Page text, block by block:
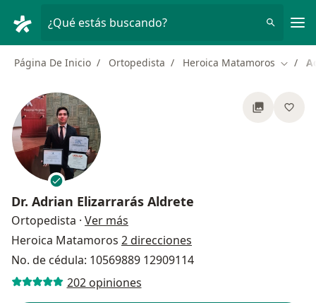
¿Qué estás buscando?
Página De Inicio Ortopedista Heroica Matamoros
Dr. Adrian Elizarrarás Aldrete
Ortopedista · Ver más
Heroica Matamoros 2 direcciones
No. de cédula: 10569889 12909114
202 opiniones